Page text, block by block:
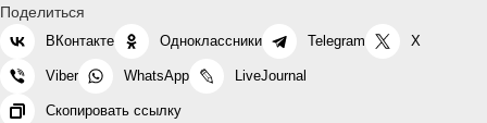
Поделиться
ВКонтакте Одноклассники Telegram X
Viber WhatsApp LiveJournal
Скопировать ссылку